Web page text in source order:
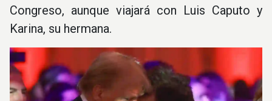
Congreso, aunque viajará con Luis Caputo y
Karina, su hermana.